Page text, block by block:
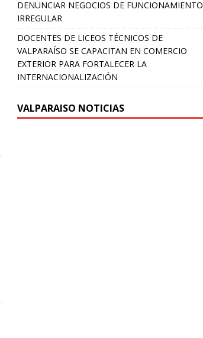
DENUNCIAR NEGOCIOS DE FUNCIONAMIENTO
IRREGULAR
DOCENTES DE LICEOS TÉCNICOS DE
VALPARAÍSO SE CAPACITAN EN COMERCIO
EXTERIOR PARA FORTALECER LA
INTERNACIONALIZACIÓN
VALPARAISO NOTICIAS